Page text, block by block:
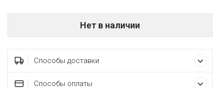
Нет в наличии
Способы доставки
Способы оплаты